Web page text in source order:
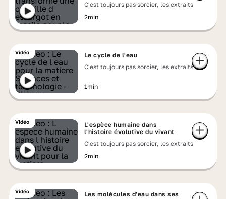
C'est toujours pas sorcier, les extraits
2min
Vidéo
Le cycle de l'eau
C'est toujours pas sorcier, les extraits
1min
Vidéo
L'espèce humaine dans
l'histoire évolutive du vivant
C'est toujours pas sorcier, les extraits
2min
Vidéo
Les molécules d'eau dans ses